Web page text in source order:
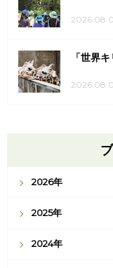
「世界
2026年
2025年
2024年